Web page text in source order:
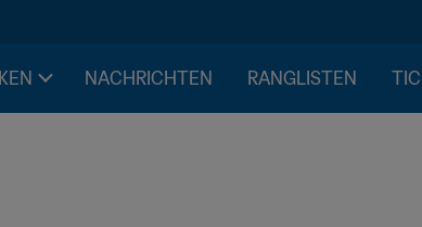
NACHRICHTEN RANGLISTEN